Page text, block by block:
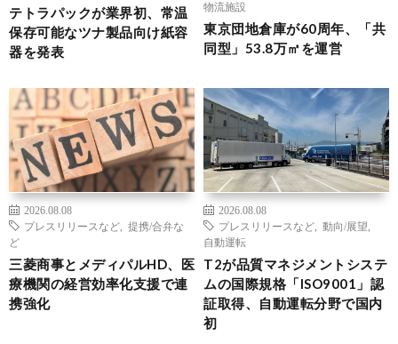
テトラパックが業界初、常温
保存可能なツナ製品向け紙容
器を発表
物流施設
東京団地倉庫が60周年、「共
同型」53.8万㎡を運営
2026.08.08
プレスリリースなど
提携/合弁な
ど
三菱商事とメディパルHD、医
療機関の経営効率化支援で連
携強化
2026.08.08
プレスリリースなど
動向/展望
自動運転
T2が品質マネジメントシステ
ムの国際規格「ISO9001」認
証取得、自動運転分野で国内
初